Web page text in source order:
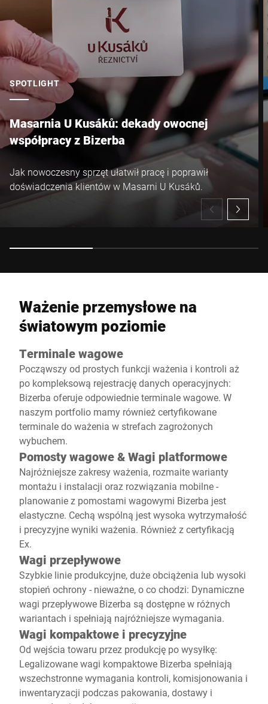
SPOTLIGHT
Masarnia U Kusáků: dekady owocnej
współpracy z Bizerba
Jak nowoczesny sprzęt ułatwił pracę i poprawił
doświadczenia klientów w Masarni U Kusáků.
Ważenie przemysłowe na
światowym poziomie
Terminale wagowe
Począwszy od prostych funkcji ważenia i kontroli aż
po kompleksową rejestrację danych operacyjnych:
Bizerba oferuje odpowiednie terminale wagowe. W
naszym portfolio mamy również certyfikowane
terminale do ważenia w strefach zagrożonych
wybuchem.
Pomosty wagowe & Wagi platformowe
Najróżniejsze zakresy ważenia, rozmaite warianty
montażu i instalacji oraz rozwiązania mobilne -
planowanie z pomostami wagowymi Bizerba jest
elastyczne. Cechą wspólną jest wysoka wytrzymałość
i precyzyjne wyniki ważenia. Również z certyfikacją
Ex.
Wagi przepływowe
Szybkie linie produkcyjne, duże obciążenia lub wysoki
stopień ochrony - nieważne, o co chodzi: Dynamiczne
wagi przepływowe Bizerba są dostępne w różnych
wariantach i spełniają najróżniejsze wymagania.
Wagi kompaktowe i precyzyjne
Od wejścia towaru przez produkcję po wysyłkę:
Legalizowane wagi kompaktowe Bizerba spełniają
wszechstronne wymagania kontroli, komisjonowania i
inwentaryzacji podczas pakowania, dostawy i